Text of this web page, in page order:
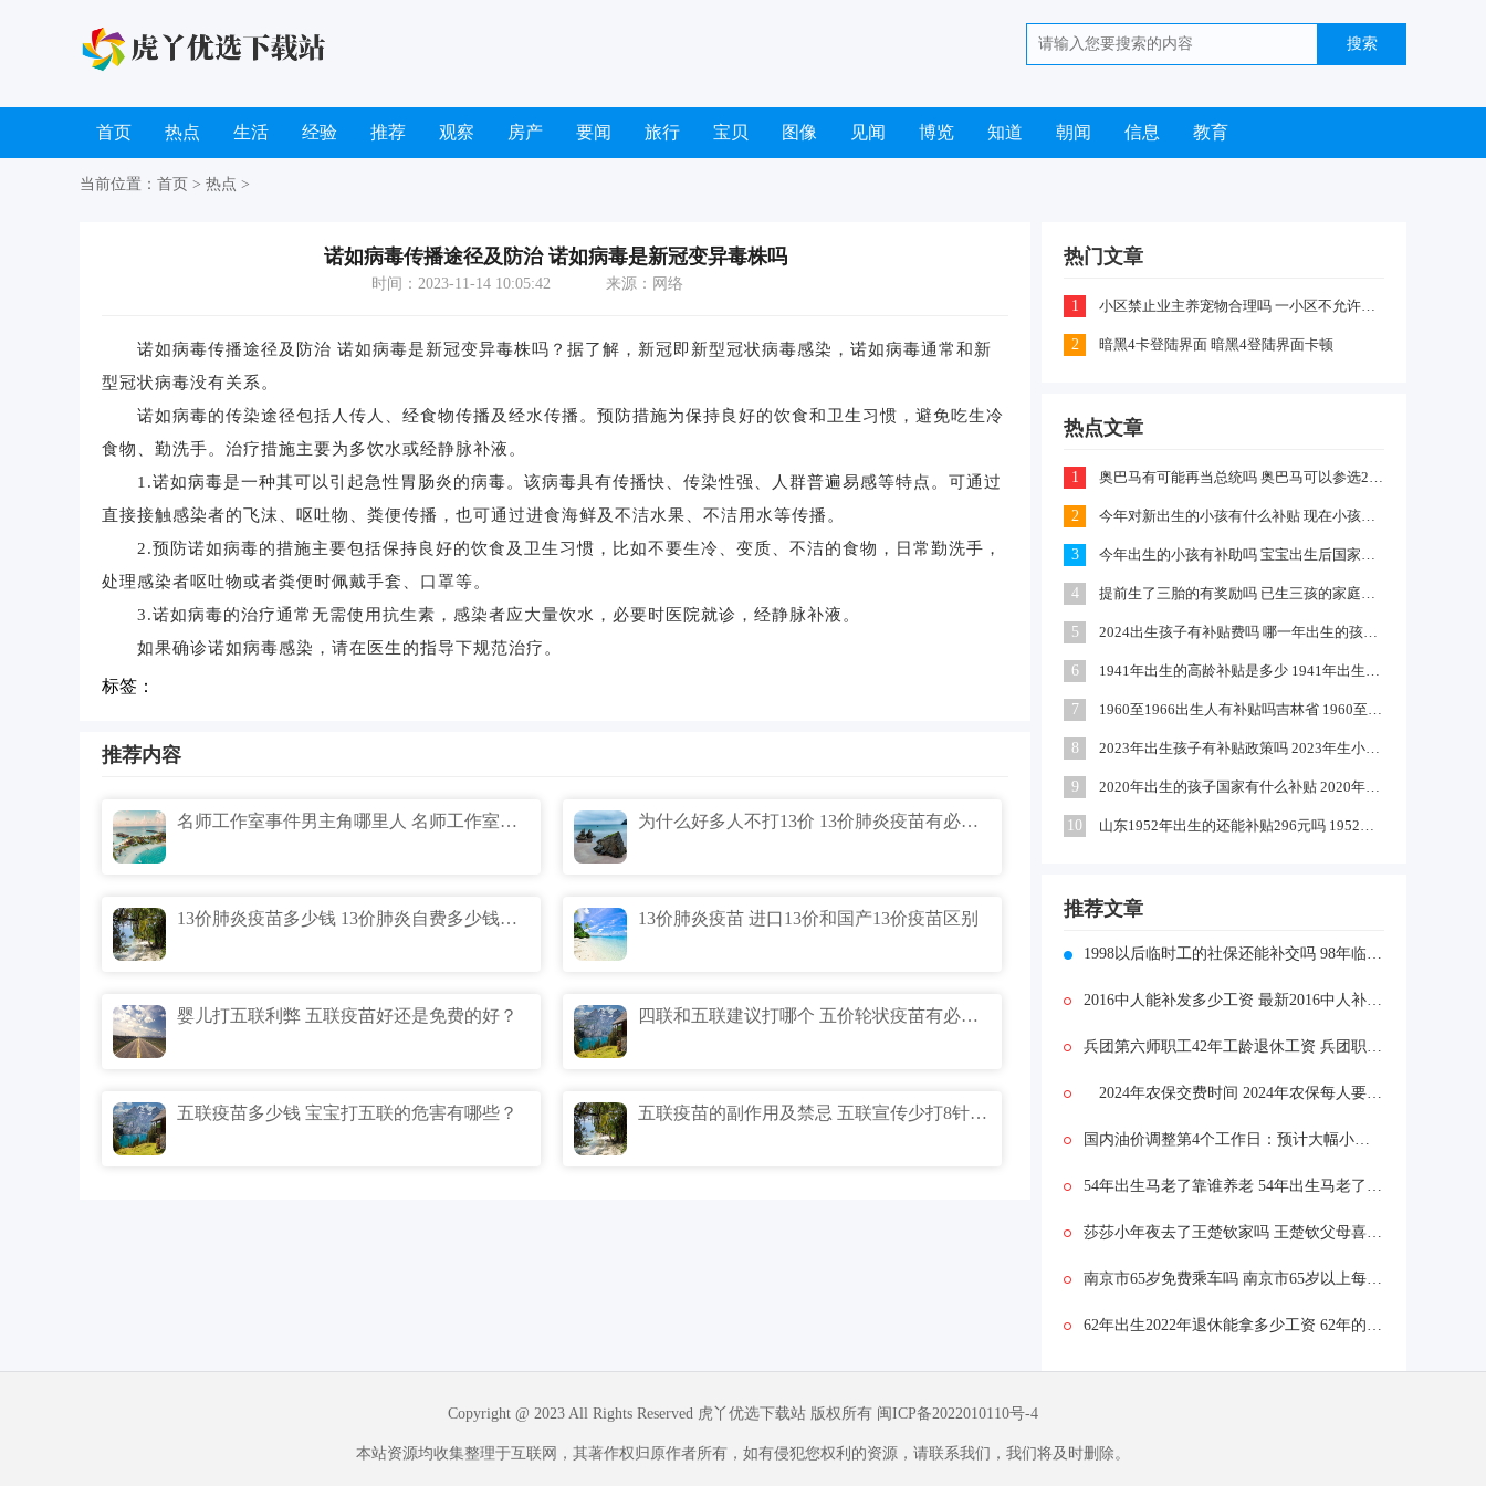
首页 热点 生活 经验 推荐 观察 房产 要闻 旅行 宝贝 图像 见闻 博览 知道 朝闻 信息 教育
当前位置： 首页 > 热点 >
诺如病毒传播途径及防治 诺如病毒是新冠变异毒株吗
时间：2023-11-14 10:05:42 来源：网络
诺如病毒传播途径及防治 诺如病毒是新冠变异毒株吗？据了解，新冠即新型冠状病毒感染，诺如病毒通常和新
型冠状病毒没有关系。
诺如病毒的传染途径包括人传人、经食物传播及经水传播。预防措施为保持良好的饮食和卫生习惯，避免吃生冷
食物、勤洗手。治疗措施主要为多饮水或经静脉补液。
1.诺如病毒是一种其可以引起急性胃肠炎的病毒。该病毒具有传播快、传染性强、人群普遍易感等特点。可通过
直接接触感染者的飞沫、呕吐物、粪便传播，也可通过进食海鲜及不洁水果、不洁用水等传播。
2.预防诺如病毒的措施主要包括保持良好的饮食及卫生习惯，比如不要生冷、变质、不洁的食物，日常勤洗手，
处理感染者呕吐物或者粪便时佩戴手套、口罩等。
3.诺如病毒的治疗通常无需使用抗生素，感染者应大量饮水，必要时医院就诊，经静脉补液。
如果确诊诺如病毒感染，请在医生的指导下规范治疗。
标签：
推荐内容
名师工作室事件男主角哪里人 名师工作室事件完整版什么梗 为什么好多人不打13价 13价肺炎疫苗有必要打吗？
13价肺炎疫苗多少钱 13价肺炎自费多少钱一针？ 13价肺炎疫苗 进口13价和国产13价疫苗区别
婴儿打五联利弊 五联疫苗好还是免费的好？ 四联和五联建议打哪个 五价轮状疫苗有必要打吗？
五联疫苗多少钱 宝宝打五联的危害有哪些？ 五联疫苗的副作用及禁忌 五联宣传少打8针靠谱吗？
热门文章
1 小区禁止业主养宠物合理吗 一小区不允许业主喂养猫咪和狗狗是怎么回事
2 暗黑4卡登陆界面 暗黑4登陆界面卡顿
热点文章
1 奥巴马有可能再当总统吗 奥巴马可以参选2024年总统吗
2 今年对新出生的小孩有什么补贴 现在小孩出生政府有多少补贴
3 今年出生的小孩有补助吗 宝宝出生后国家有什么政策补贴
4 提前生了三胎的有奖励吗 已生三孩的家庭可以申请补助吗
5 2024出生孩子有补贴费吗 哪一年出生的孩子有国家补贴
6 1941年出生的高龄补贴是多少 1941年出生的高龄补贴如何领取
7 1960至1966出生人有补贴吗吉林省 1960至1966出生人农民有补贴吗
8 2023年出生孩子有补贴政策吗 2023年生小孩有什么补贴政策
9 2020年出生的孩子国家有什么补贴 2020年农村出生的孩子有补贴吗
10 山东1952年出生的还能补贴296元吗 1952出生是否享受高龄补助
推荐文章
1998以后临时工的社保还能补交吗 98年临聘人员还可补社保吗
2016中人能补发多少工资 最新2016中人补发标准一览表
兵团第六师职工42年工龄退休工资 兵团职工退休金有多少
2024年农保交费时间 2024年农保每人要交多少钱？
国内油价调整第4个工作日：预计大幅小跌0.08元/升
54年出生马老了靠谁养老 54年出生马老了靠谁养老？
莎莎小年夜去了王楚钦家吗 王楚钦父母喜欢孙颖莎吗
南京市65岁免费乘车吗 南京市65岁以上每月补贴多少钱
62年出生2022年退休能拿多少工资 62年的工龄42年退休能拿多少钱
Copyright @ 2023 All Rights Reserved 虎丫优选下载站 版权所有 闽ICP备2022010110号-4
本站资源均收集整理于互联网，其著作权归原作者所有，如有侵犯您权利的资源，请联系我们，我们将及时删除。